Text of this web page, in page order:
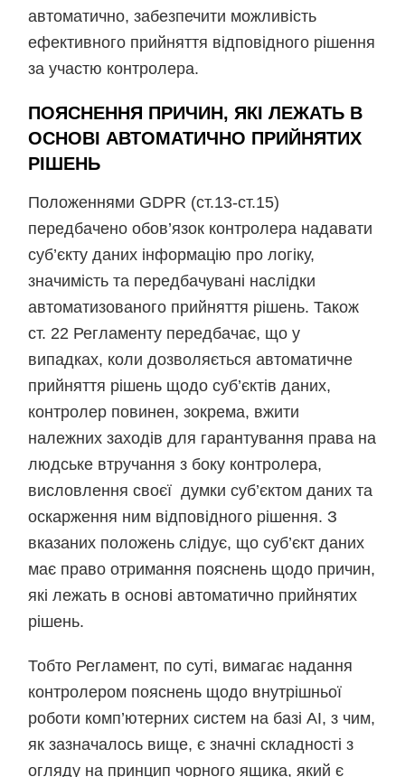
автоматично, забезпечити можливість
ефективного прийняття відповідного рішення
за участю контролера.
ПОЯСНЕННЯ ПРИЧИН, ЯКІ ЛЕЖАТЬ В
ОСНОВІ АВТОМАТИЧНО ПРИЙНЯТИХ
РІШЕНЬ
Положеннями GDPR (ст.13-ст.15)
передбачено обов’язок контролера надавати
суб’єкту даних інформацію про логіку,
значимість та передбачувані наслідки
автоматизованого прийняття рішень. Також
ст. 22 Регламенту передбачає, що у
випадках, коли дозволяється автоматичне
прийняття рішень щодо суб’єктів даних,
контролер повинен, зокрема, вжити
належних заходів для гарантування права на
людське втручання з боку контролера,
висловлення своєї думки суб’єктом даних та
оскарження ним відповідного рішення. З
вказаних положень слідує, що суб’єкт даних
має право отримання пояснень щодо причин,
які лежать в основі автоматично прийнятих
рішень.
Тобто Регламент, по суті, вимагає надання
контролером пояснень щодо внутрішньої
роботи комп’ютерних систем на базі АІ, з чим,
як зазначалось вище, є значні складності з
огляду на принцип чорного ящика, який є